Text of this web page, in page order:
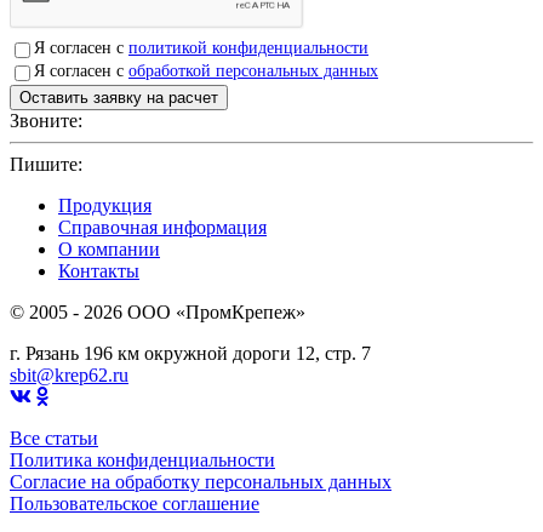
Я согласен с политикой конфиденциальности
Я согласен с обработкой персональных данных
Звоните:
Пишите:
Продукция
Справочная информация
О компании
Контакты
© 2005 - 2026 OOO «ПромКрепеж»
г. Рязань 196 км окружной дороги 12, стр. 7
sbit@krep62.ru
Все статьи
Политика конфиденциальности
Согласие на обработку персональных данных
Пользовательское соглашение